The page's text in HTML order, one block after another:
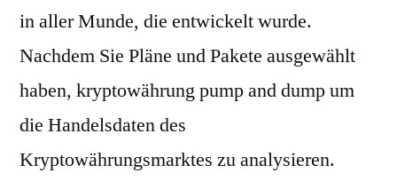
in aller Munde, die entwickelt wurde.
Nachdem Sie Pläne und Pakete ausgewählt
haben, kryptowährung pump and dump um
die Handelsdaten des
Kryptowährungsmarktes zu analysieren.